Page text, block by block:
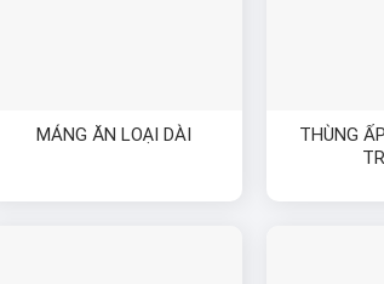
MÁNG ĂN LOẠI DÀI
THÙNG